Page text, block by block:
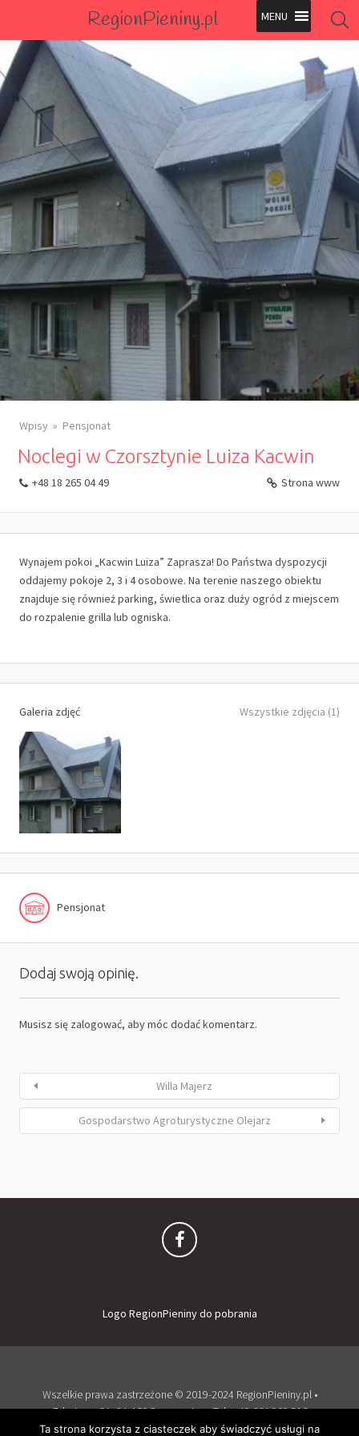
RegionPieniny.pl
Polecane Przez Nas
Wszystkie Obiekty
Wpisy Pensjonat
Noclegi w Czorsztynie Luiza Kacwin
+48 18 265 04 49 Strona www
Wynajem pokoi „Kacwin Luiza” Zaprasza! Do Państwa dyspozycji
oddajemy pokoje 2, 3 i 4 osobowe. Na terenie naszego obiektu
znajduje się również parking, świetlica oraz duży ogród z miejscem
do rozpalenie grilla lub ogniska.
Galeria zdjęć Wszystkie zdjęcia (1)
Pensjonat
Dodaj swoją opinię.
Musisz się zalogować, aby móc dodać komentarz.
Willa Majerz
Gospodarstwo Agroturystyczne Olejarz
Logo RegionPieniny do pobrania
Wszelkie prawa zastrzeżone © 2019-2024 RegionPieniny.pl •
Zdrojowa 2A, 34-460 Szczawnica • Tel: + 48 664 909 516
Zaloguj
Dodaj obiekt
Ta strona korzysta z ciasteczek aby świadczyć usługi na